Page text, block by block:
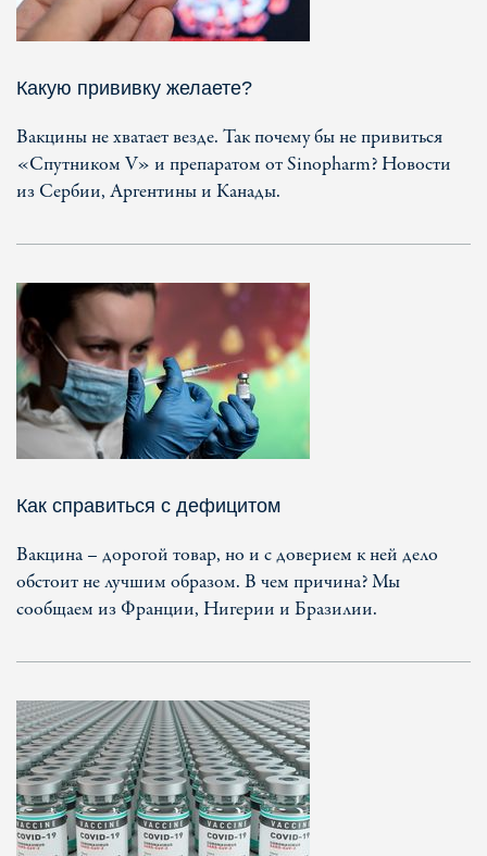
Какую прививку желаете?
Вакцины не хватает везде. Так почему бы не привиться
«Спутником V» и препаратом от Sinopharm? Новости
из Сербии, Аргентины и Канады.
Как справиться с дефицитом
Вакцина – дорогой товар, но и с доверием к ней дело
обстоит не лучшим образом. В чем причина? Мы
сообщаем из Франции, Нигерии и Бразилии.